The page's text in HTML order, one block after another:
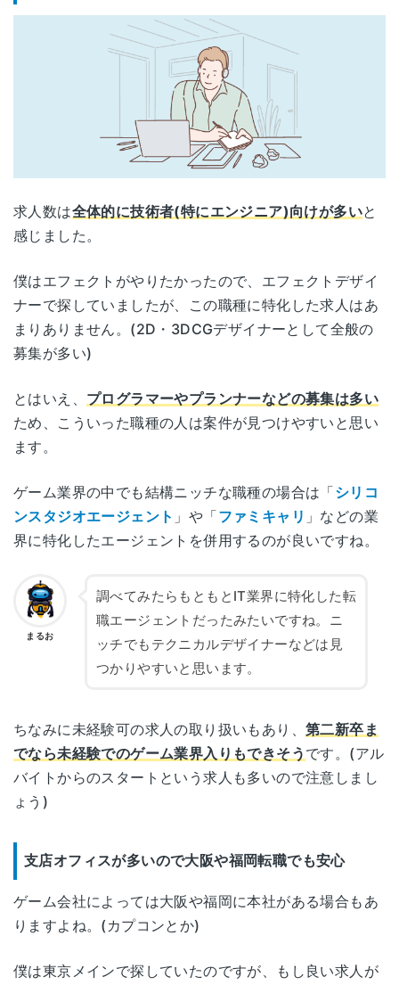
求人数は全体的に技術者(特にエンジニア)向けが多いと
感じました。
僕はエフェクトがやりたかったので、エフェクトデザイ
ナーで探していましたが、この職種に特化した求人はあ
まりありません。(2D・3DCGデザイナーとして全般の
募集が多い)
とはいえ、 プログラマーやプランナーなどの募集は多い
ため、こういった職種の人は案件が見つけやすいと思い
ます。
ゲーム業界の中でも結構ニッチな職種の場合は「シリコ
ンスタジオエージェント 」や「ファミキャリ 」などの業
界に特化したエージェントを併用するのが良いですね。
まるお
調べてみたらもともとIT業界に特化した転
職エージェントだったみたいですね。ニ
ッチでもテクニカルデザイナーなどは見
つかりやすいと思います。
ちなみに未経験可の求人の取り扱いもあり、 第二新卒ま
でなら未経験でのゲーム業界入りもできそう です。(アル
バイトからのスタートという求人も多いので注意しまし
ょう)
支店オフィスが多いので大阪や福岡転職でも安心
ゲーム会社によっては大阪や福岡に本社がある場合もあ
りますよね。(カプコンとか)
僕は東京メインで探していたのですが、もし良い求人が